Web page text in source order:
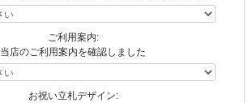
ご利用案内:
当店のご利用案内を確認しました
お祝い立札デザイン: